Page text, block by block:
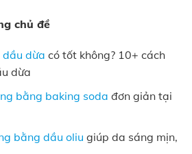
chủ đề
dừa có tốt không? 10+ cách
dừa
bằng baking soda đơn giản tại
bằng dầu oliu giúp da sáng mịn,